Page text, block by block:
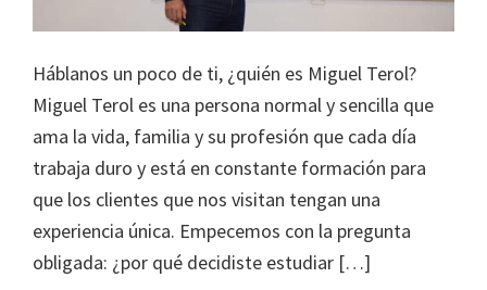
Háblanos un poco de ti, ¿quién es Miguel Terol?
Miguel Terol es una persona normal y sencilla que
ama la vida, familia y su profesión que cada día
trabaja duro y está en constante formación para
que los clientes que nos visitan tengan una
experiencia única. Empecemos con la pregunta
obligada: ¿por qué decidiste estudiar […]